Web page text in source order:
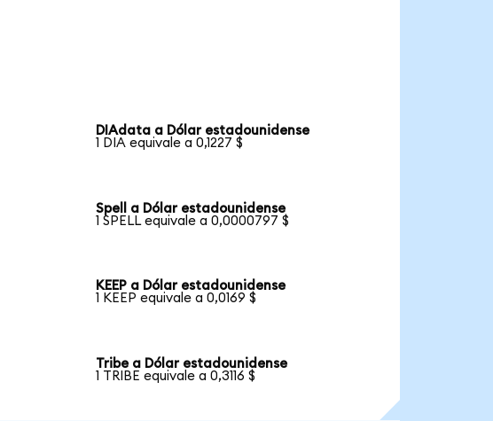
DIAdata a Dólar estadounidense
1 DIA equivale a 0,1227 $
Spell a Dólar estadounidense
1 SPELL equivale a 0,0000797 $
KEEP a Dólar estadounidense
1 KEEP equivale a 0,0169 $
Tribe a Dólar estadounidense
1 TRIBE equivale a 0,3116 $